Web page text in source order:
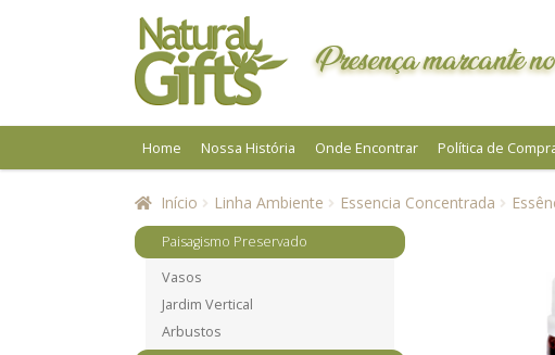
Pular
para
navegação
Pular
para
o
conteúdo
Presença marcante
Home Nossa História Onde Encontrar Política de
Início Linha Ambiente Essencia Concentrada
Paisagismo Preservado
Vasos
Jardim Vertical
Arbustos